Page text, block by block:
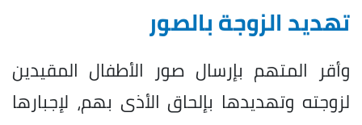
تهديد الزوجة بالصور
وأقر المتهم بإرسال صور الأطفال المقيدين
لزوجته وتهديدها بإلحاق الأذى بهم، لإجبارها